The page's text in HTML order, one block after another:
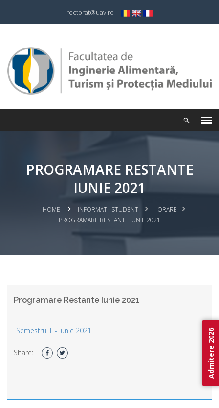
rectorat@uav.ro |
PROGRAMARE RESTANTE
IUNIE 2021
HOME INFORMATII STUDENTI
ORARE
PROGRAMARE RESTANTE IUNIE 2021
Programare Restante Iunie 2021
Semestrul II - Iunie 2021
Share: Admitere 2026